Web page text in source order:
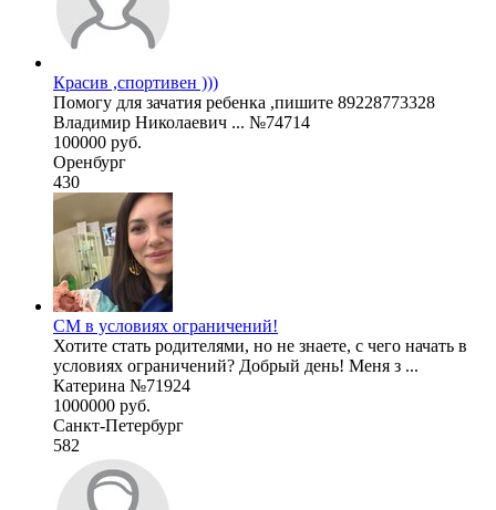
Красив ,спортивен )))
Помогу для зачатия ребенка ,пишите 89228773328
Владимир Николаевич ... №74714
100000 руб.
Оренбург
430
СМ в условиях ограничений!
Хотите стать родителями, но не знаете, с чего начать в
условиях ограничений? Добрый день! Меня з ...
Катерина №71924
1000000 руб.
Санкт-Петербург
582